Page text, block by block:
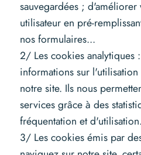
sauvegardées ;
utilisateur en pré-
nos formulaires...
2/ Les cookies analytiques
informations sur
notre site. Ils nous
services grâce à des
fréquentation et d'utilisation.
3/ Les cookies émis par